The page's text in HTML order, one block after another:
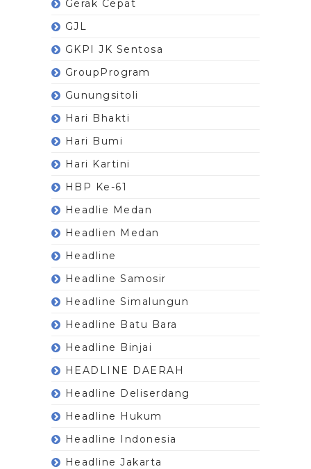
Gerak Cepat
GJL
GKPI JK Sentosa
GroupProgram
Gunungsitoli
Hari Bhakti
Hari Bumi
Hari Kartini
HBP Ke-61
Headlie Medan
Headlien Medan
Headline
Headline Samosir
Headline Simalungun
Headline Batu Bara
Headline Binjai
HEADLINE DAERAH
Headline Deliserdang
Headline Hukum
Headline Indonesia
Headline Jakarta